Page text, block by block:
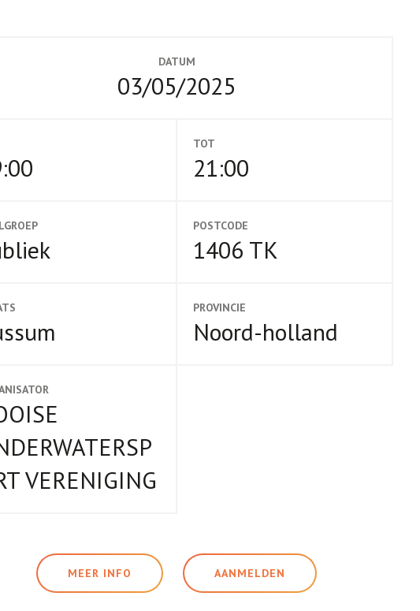
DATUM
03/05/2025
TOT
21:00
POSTCODE
1406 TK
PROVINCIE
Noord-holland
VERENIGING
MEER INFO AANMELDEN